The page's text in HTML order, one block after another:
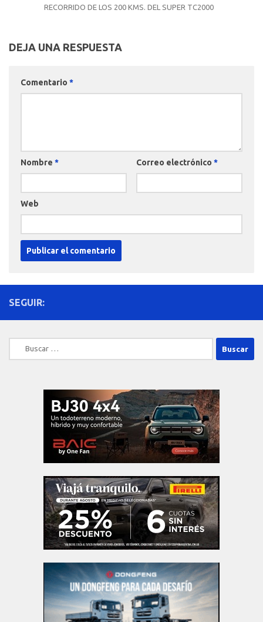
RECORRIDO DE LOS 200 KMS. DEL SUPER TC2000
DEJA UNA RESPUESTA
Comentario *
Nombre * Correo electrónico *
Web
SEGUIR:
Buscar: